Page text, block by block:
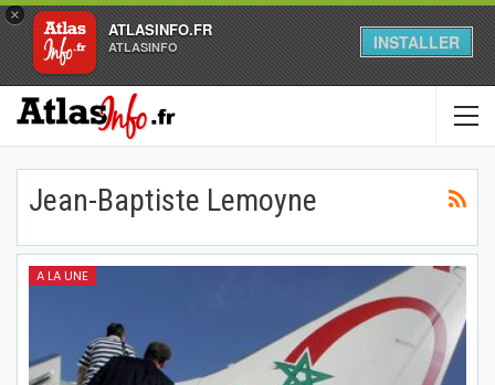
×
ATLASINFO.FR
ATLASINFO INSTALLER
Jean-Baptiste Lemoyne
A LA UNE